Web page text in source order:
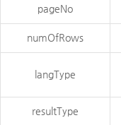
pageNo
numOfRows
langType
resultType